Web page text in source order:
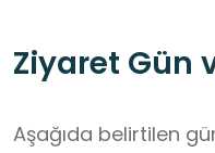
Ziyaret Gün
Aşağıda belirtilen